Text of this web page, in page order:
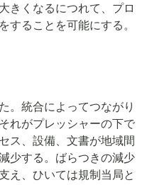
きくなるにつれて、プロ
することを可能にする。
。統合によってつながり
れがプレッシャーの下で
ス、設備、文書が地域間
少する。ばらつきの減少
え、ひいては規制当局と